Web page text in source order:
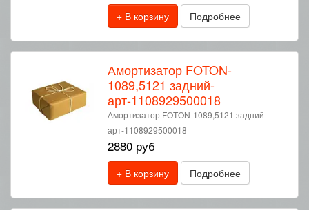
+ В корзину Подробнее
Амортизатор FOTON-
1089,5121 задний-
арт-1108929500018
Амортизатор FOTON-1089,5121 задний-
арт-1108929500018
2880 руб
+ В корзину Подробнее